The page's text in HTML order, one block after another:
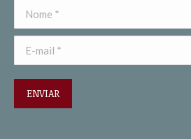
Nome *
E-mail *
ENVIAR